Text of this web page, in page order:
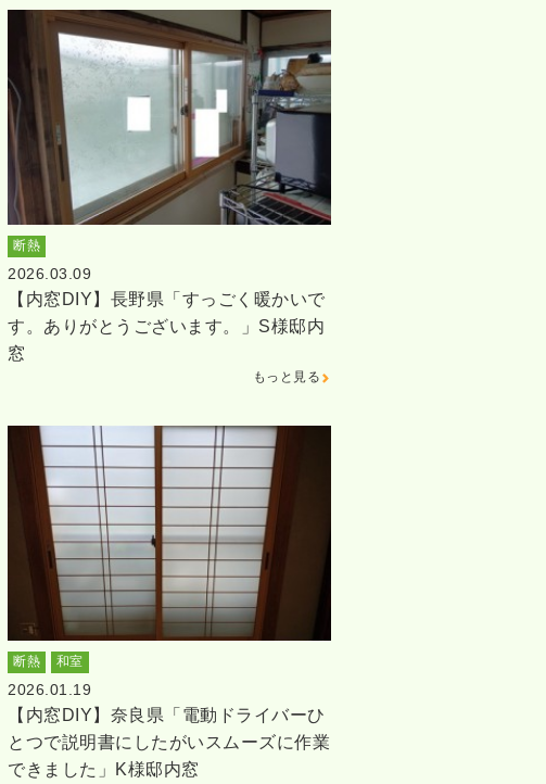
断熱
2026.03.09
【内窓DIY】長野県「すっごく暖かいで
す。ありがとうございます。」S様邸内
窓
もっと見る
断熱 和室
2026.01.19
【内窓DIY】奈良県「電動ドライバーひ
とつで説明書にしたがいスムーズに作業
できました」K様邸内窓